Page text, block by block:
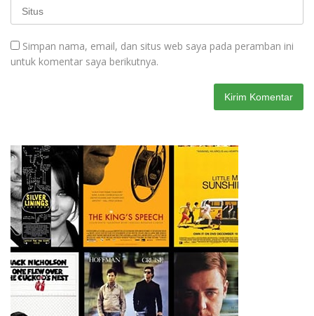
Simpan nama, email, dan situs web saya pada peramban ini
untuk komentar saya berikutnya.